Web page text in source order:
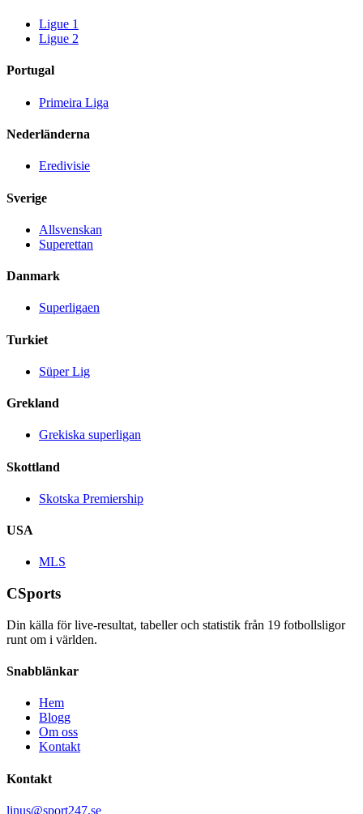
Ligue 1
Ligue 2
Portugal
Primeira Liga
Nederländerna
Eredivisie
Sverige
Allsvenskan
Superettan
Danmark
Superligaen
Turkiet
Süper Lig
Grekland
Grekiska superligan
Skottland
Skotska Premiership
USA
MLS
CSports
Din källa för live-resultat, tabeller och statistik från 19 fotbollsligor
runt om i världen.
Snabblänkar
Hem
Blogg
Om oss
Kontakt
Kontakt
linus@sport247.se